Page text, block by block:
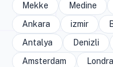
Mekke Medine
Ankara
izmir
Antalya
Denizli
Amsterdam
Londra